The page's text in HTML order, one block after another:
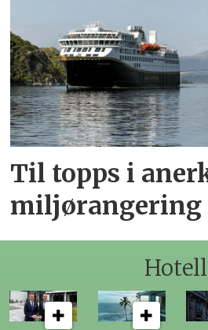
Til topps i
miljørangering
Hotell